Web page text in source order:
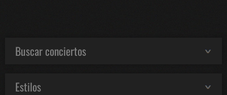
Buscar conciertos
Estilos